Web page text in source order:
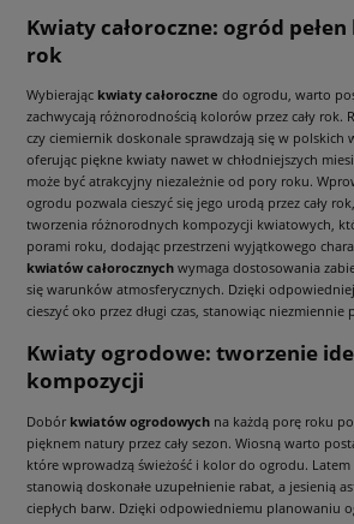
Kwiaty całoroczne: ogród pełen
rok
Wybierając kwiaty całoroczne do ogrodu, warto
zachwycają różnorodnością kolorów przez cały rok.
czy ciemiernik doskonale sprawdzają się w polskich
oferując piękne kwiaty nawet w chłodniejszych
może być atrakcyjny niezależnie od pory roku.
ogrodu pozwala cieszyć się jego urodą przez cały
tworzenia różnorodnych kompozycji kwiatowych,
porami roku, dodając przestrzeni wyjątkowego
kwiatów całorocznych wymaga dostosowania
się warunków atmosferycznych. Dzięki
cieszyć oko przez długi czas, stanowiąc
Kwiaty ogrodowe: tworzenie
kompozycji
Dobór kwiatów ogrodowych na każdą porę roku
pięknem natury przez cały sezon. Wiosną warto
które wprowadzą świeżość i kolor do ogrodu.
stanowią doskonałe uzupełnienie rabat, a jesienią
ciepłych barw. Dzięki odpowiedniemu planowaniu